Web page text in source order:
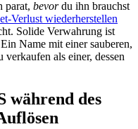
parat, bevordu ihn brauchst
Verlust wiederherstellen
Solide Verwahrung ist
Name mit einer sauberen,
als einer, dessen
während des